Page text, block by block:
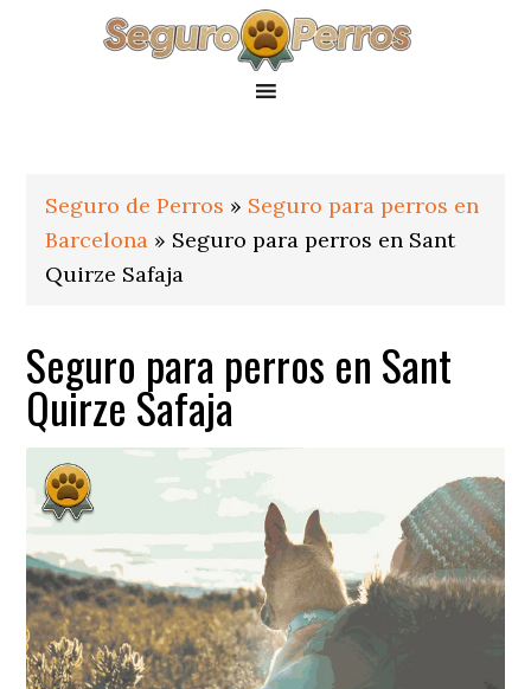
Seguro de Perros » Seguro para perros en
Barcelona » Seguro para perros en Sant
Quirze Safaja
Seguro para perros en Sant
Quirze Safaja